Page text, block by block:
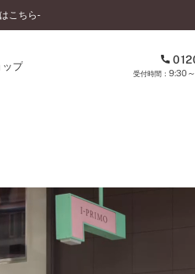
こちら-
ップ